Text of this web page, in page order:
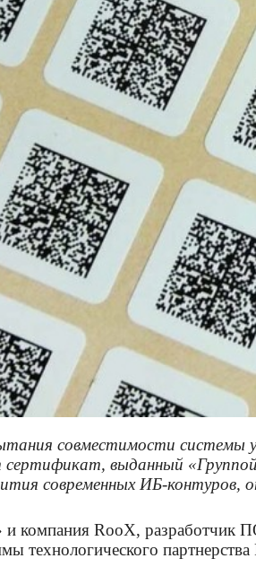
совместимости системы
выданный «Группой
современных ИБ-
и компания RooX, разработчик
технологического